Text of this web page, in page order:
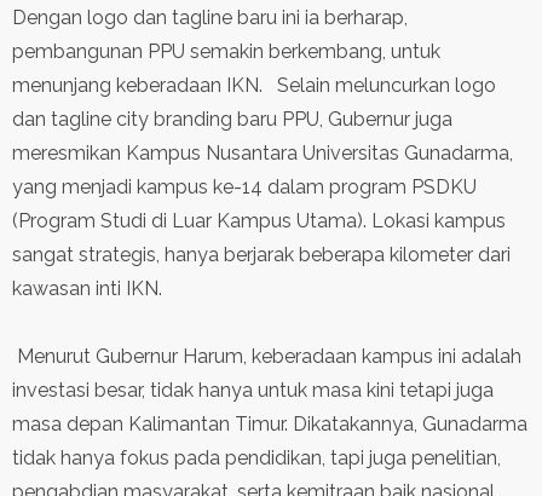
Dengan logo dan tagline baru ini ia berharap,
pembangunan PPU semakin berkembang, untuk
menunjang keberadaan IKN. Selain meluncurkan logo
dan tagline city branding baru PPU, Gubernur juga
meresmikan Kampus Nusantara Universitas Gunadarma,
yang menjadi kampus ke-14 dalam program PSDKU
(Program Studi di Luar Kampus Utama). Lokasi kampus
sangat strategis, hanya berjarak beberapa kilometer dari
kawasan inti IKN.
Menurut Gubernur Harum, keberadaan kampus ini adalah
investasi besar, tidak hanya untuk masa kini tetapi juga
masa depan Kalimantan Timur. Dikatakannya, Gunadarma
tidak hanya fokus pada pendidikan, tapi juga penelitian,